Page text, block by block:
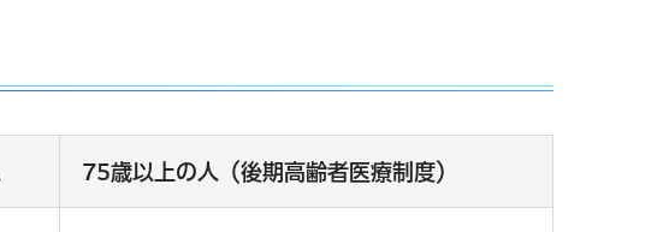
75歳以上の人（後期高齢者医療制度）